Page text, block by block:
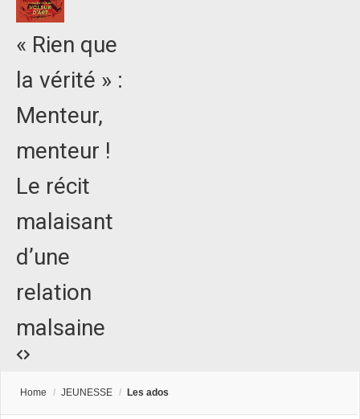
« Rien que
la vérité » :
Menteur,
menteur !
Le récit
malaisant
d’une
relation
malsaine
Home / JEUNESSE / Les ados